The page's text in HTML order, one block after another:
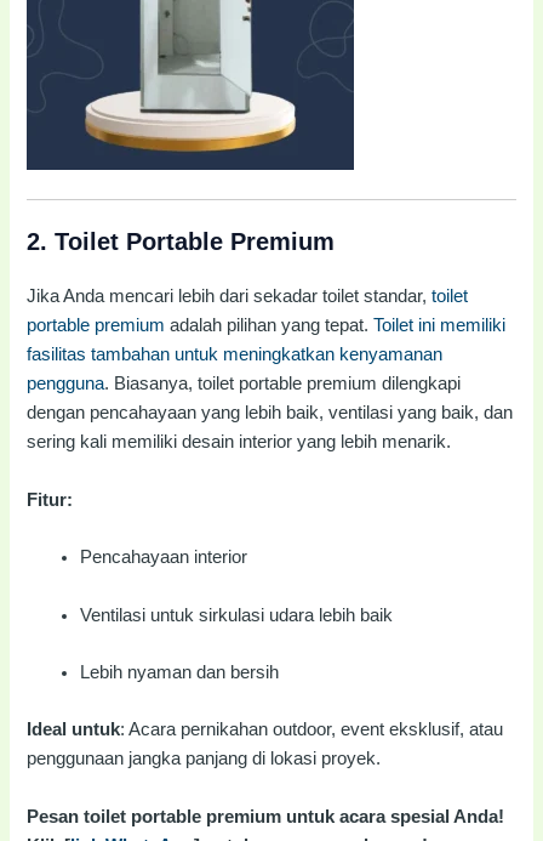
2.Toilet Portable Premium
Jika Anda mencari lebih dari sekadar toilet standar,toilet
portable premium adalah pilihan yang tepat.Toilet ini memiliki
fasilitas tambahan untuk meningkatkan kenyamanan
pengguna. Biasanya, toilet portable premium dilengkapi
dengan pencahayaan yang lebih baik, ventilasi yang baik, dan
sering kali memiliki desain interior yang lebih menarik.
Fitur:
Pencahayaan interior
Ventilasi untuk sirkulasi udara lebih baik
Lebih nyaman dan bersih
Ideal untuk: Acara pernikahan outdoor, event eksklusif, atau
penggunaan jangka panjang di lokasi proyek.
Pesan toilet portable premium untuk acara spesial Anda!